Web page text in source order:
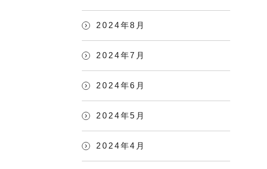
2024年8月
2024年7月
2024年6月
2024年5月
2024年4月